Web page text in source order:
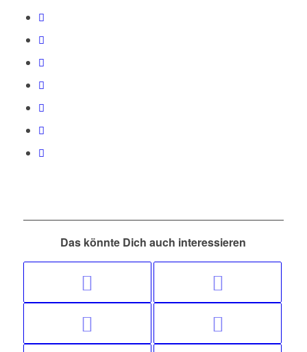
Das könnte Dich auch interessieren